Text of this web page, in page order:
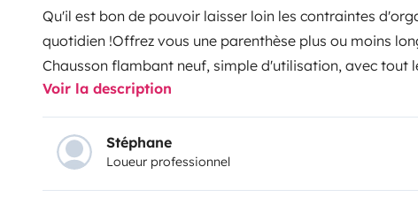
Qu'il est bon de pouvoir laisser loin les contraintes
quotidien !Offrez vous une parenthèse plus ou moins
Chausson flambant neuf, simple d'utilisation, avec tout
un univers de simplicité et de liberté qui s'ouvre à
envies, vous arrêter selon lesdécouvertesou les
endormir sous les étoiles
Voici quelques plaisirs simples que nous vous
véhicule est loué propre, avec les pleins faits (diesel,
Voir la description
Stéphane
Loueur professionnel